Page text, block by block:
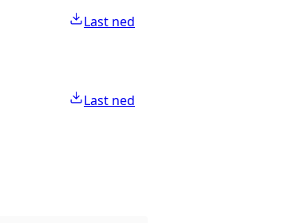
Last ned
Last ned